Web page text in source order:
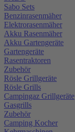
Sabo Sets
Benzinrasenmäher
Elektrorasenmäher
Akku Rasenmäher
Akku Gartengeräte
Gartengeräte
Rasentraktoren
Zubehör
Rösle Grillgeräte
Rösle Grills
Campingaz Grillgeräte
Gasgrills
Zubehör
Camping Kocher